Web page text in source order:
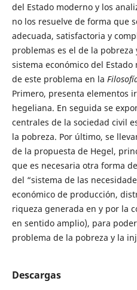
del Estado moderno y los
no los resuelve de forma que
adecuada, satisfactoria y
problemas es el de la
sistema económico del
de este problema en la
Primero, presenta elementos
hegeliana. En seguida se
centrales de la sociedad civil
la pobreza. Por último, se
de la propuesta de Hegel,
que es necesaria otra forma
del “sistema de las
económico de producción,
riqueza generada en y por la
en sentido amplio), para
problema de la pobreza y la
Descargas